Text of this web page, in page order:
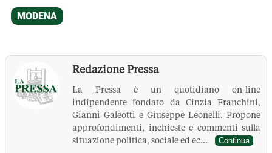
Redazione Pressa
La Pressa è un quotidiano on-line
indipendente fondato da Cinzia Franchini,
Gianni Galeotti e Giuseppe Leonelli. Propone
approfondimenti, inchieste e commenti sulla
situazione politica, sociale ed ec...
Continua